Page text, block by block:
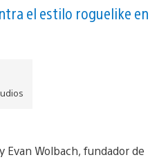
el estilo roguelike en
Evan Wolbach, fundador de